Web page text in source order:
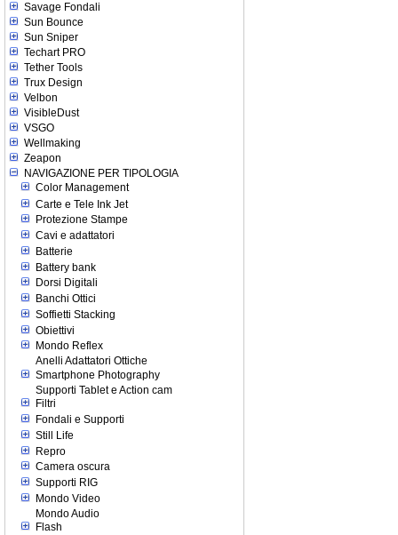
Savage Fondali
Sun Bounce
Sun Sniper
Techart PRO
Tether Tools
Trux Design
Velbon
VisibleDust
VSGO
Wellmaking
Zeapon
NAVIGAZIONE PER TIPOLOGIA
Color Management
Carte e Tele Ink Jet
Protezione Stampe
Cavi e adattatori
Batterie
Battery bank
Dorsi Digitali
Banchi Ottici
Soffietti Stacking
Obiettivi
Mondo Reflex
Anelli Adattatori Ottiche
Smartphone Photography
Supporti Tablet e Action cam
Filtri
Fondali e Supporti
Still Life
Repro
Camera oscura
Supporti RIG
Mondo Video
Mondo Audio
Flash